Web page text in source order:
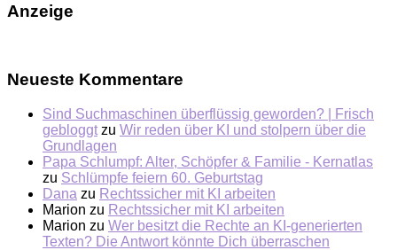
Anzeige
Neueste Kommentare
Sind Suchmaschinen überflüssig geworden? | Frisch
gebloggt zu Wir reden über KI und stolpern über die
Grundlagen
Papa Schlumpf: Alter, Schöpfer & Familie - Kernatlas
zu Schlümpfe feiern 60. Geburtstag
Dana zu Rechtssicher mit KI arbeiten
Marion zu Rechtssicher mit KI arbeiten
Marion zu Wer besitzt die Rechte an KI-generierten
Texten? Die Antwort könnte Dich überraschen